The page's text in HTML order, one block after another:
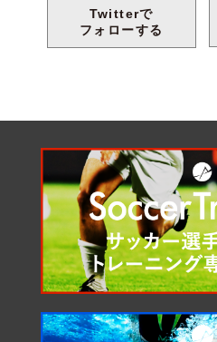
Twitterで
フォローする